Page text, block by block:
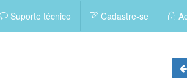
Suporte técnico Cadastre-se